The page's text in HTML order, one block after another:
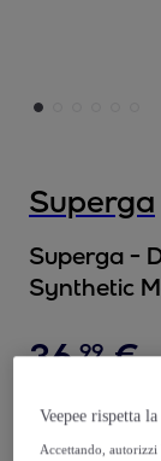
Superga
Superga -
Synthetic
36,99 €
75, €
Veepee rispetta
Accettando,